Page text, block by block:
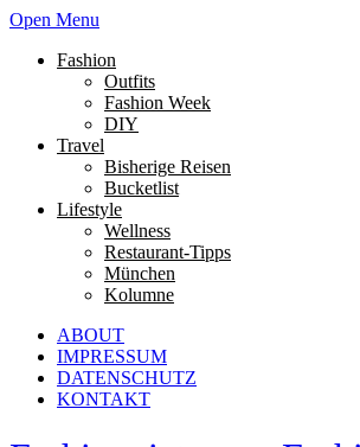
Open Menu
Fashion
Outfits
Fashion Week
DIY
Travel
Bisherige Reisen
Bucketlist
Lifestyle
Wellness
Restaurant-Tipps
München
Kolumne
ABOUT
IMPRESSUM
DATENSCHUTZ
KONTAKT